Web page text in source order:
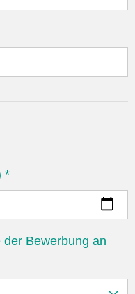
*
Bewerbung an